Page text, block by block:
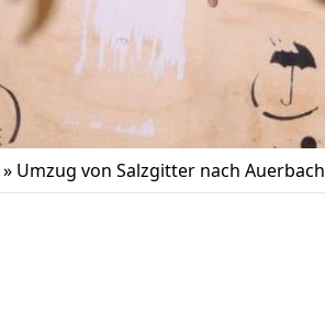
» Umzug von Salzgitter nach